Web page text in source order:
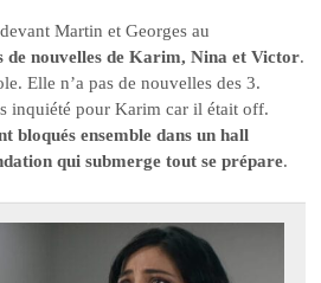
Martin et Georges au
de nouvelles de Karim, Nina et Victor.
Elle n’a pas de nouvelles des 3.
inquiété pour Karim car il était off.
bloqués ensemble dans un hall
qui submerge tout se prépare.